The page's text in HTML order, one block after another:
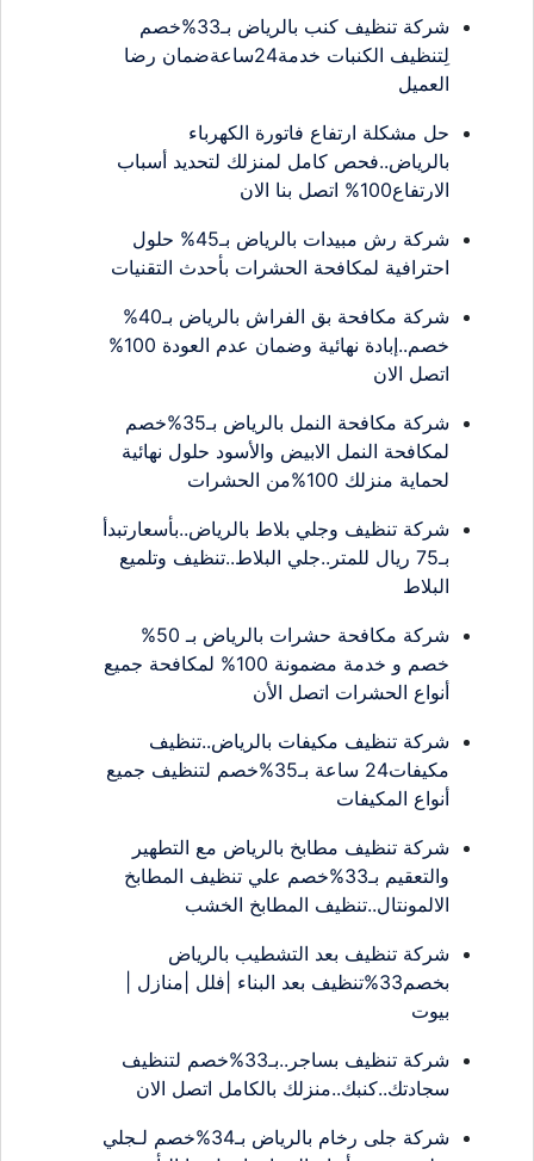
شركة تنظيف كنب بالرياض بـ33%خصم
لِتنظيف الكنبات خدمة24ساعةضمان رضا
العميل
حل مشكلة ارتفاع فاتورة الكهرباء
بالرياض..فحص كامل لمنزلك لتحديد أسباب
الارتفاع100% اتصل بنا الان
شركة رش مبيدات بالرياض بـ45% حلول
احترافية لمكافحة الحشرات بأحدث التقنيات
شركة مكافحة بق الفراش بالرياض بـ40%
خصم..إبادة نهائية وضمان عدم العودة 100%
اتصل الان
شركة مكافحة النمل بالرياض بـ35%خصم
لمكافحة النمل الابيض والأسود حلول نهائية
لحماية منزلك 100%من الحشرات
شركة تنظيف وجلي بلاط بالرياض..بأسعارتبدأ
بـ75 ريال للمتر..جلي البلاط..تنظيف وتلميع
البلاط
شركة مكافحة حشرات بالرياض بـ 50%
خصم و خدمة مضمونة 100% لمكافحة جميع
أنواع الحشرات اتصل الأن
شركة تنظيف مكيفات بالرياض..تنظيف
مكيفات24 ساعة بـ35%خصم لتنظيف جميع
أنواع المكيفات
شركة تنظيف مطابخ بالرياض مع التطهير
والتعقيم بـ33%خصم علي تنظيف المطابخ
الالمونتال..تنظيف المطابخ الخشب
شركة تنظيف بعد التشطيب بالرياض
بخصم33%تنظيف بعد البناء |فلل |منازل |
بيوت
شركة تنظيف بساجر..بـ33%خصم لتنظيف
سجادتك..كنبك..منزلك بالكامل اتصل الان
شركة جلى رخام بالرياض بـ34%خصم لـجلي